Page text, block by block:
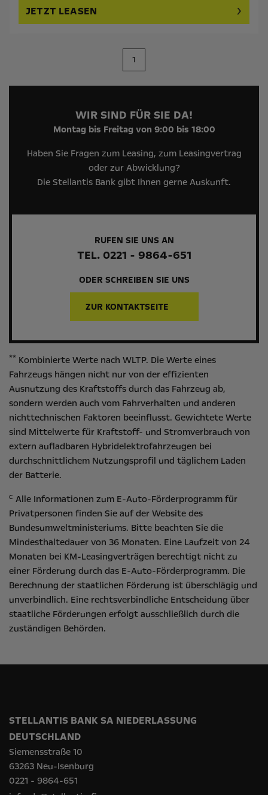
JETZT LEASEN
1
WIR SIND FÜR SIE DA!
Montag bis Freitag von 9:00 bis 18:00
Haben Sie Fragen zum Leasing, zum Leasingvertrag
oder zur Abwicklung?
Die Stellantis Bank gibt Ihnen gerne Auskunft.
RUFEN SIE UNS AN
TEL. 0221 - 9864-651
ODER SCHREIBEN SIE UNS
ZUR KONTAKTSEITE
** Kombinierte Werte nach WLTP. Die Werte eines
Fahrzeugs hängen nicht nur von der effizienten
Ausnutzung des Kraftstoffs durch das Fahrzeug ab,
sondern werden auch vom Fahrverhalten und anderen
nichttechnischen Faktoren beeinflusst. Gewichtete Werte
sind Mittelwerte für Kraftstoff- und Stromverbrauch von
extern aufladbaren Hybridelektrofahrzeugen bei
durchschnittlichem Nutzungsprofil und täglichem Laden
der Batterie.
c Alle Informationen zum E-Auto-Förderprogramm für
Privatpersonen finden Sie auf der Website des
Bundesumweltministeriums. Bitte beachten Sie die
Mindesthaltedauer von 36 Monaten. Eine Laufzeit von 24
Monaten bei KM-Leasingverträgen berechtigt nicht zu
einer Förderung durch das E-Auto-Förderprogramm. Die
Berechnung der staatlichen Förderung ist überschlägig und
unverbindlich. Eine rechtsverbindliche Entscheidung über
staatliche Förderungen erfolgt ausschließlich durch die
zuständigen Behörden.
STELLANTIS BANK SA NIEDERLASSUNG
DEUTSCHLAND
Siemensstraße 10
63263 Neu-Isenburg
0221 - 9864-651